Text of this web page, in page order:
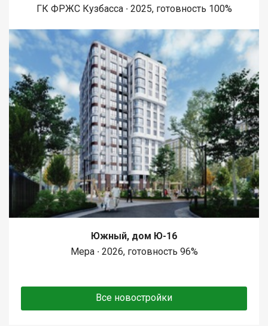
ГК ФРЖС Кузбасса ∙ 2025, готовность 100%
Южный, дом Ю-16
Мера ∙ 2026, готовность 96%
Все новостройки